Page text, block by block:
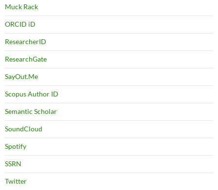
Muck Rack
ORCID iD
ResearcherID
ResearchGate
SayOut.Me
Scopus Author ID
Semantic Scholar
SoundCloud
Spotify
SSRN
Twitter